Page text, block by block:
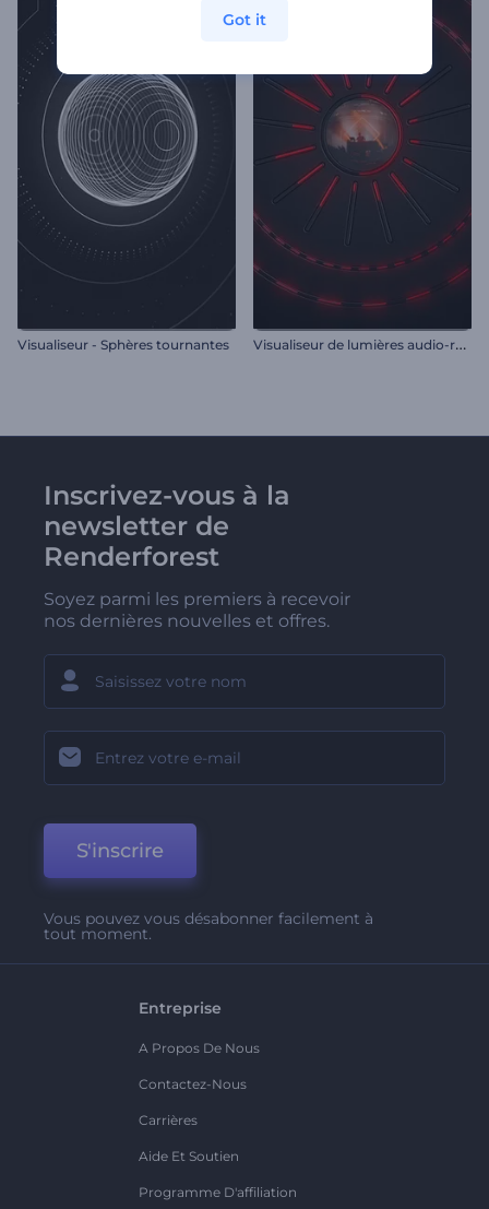
Visualiseur - Sphères tournantes V
isualiseur de lumières audio-réactives
Inscrivez-vous à la
newsletter de
Renderforest
Soyez parmi les premiers à recevoir
nos dernières nouvelles et offres.
S'inscrire
Vous pouvez vous désabonner facilement à
tout moment.
Entreprise
A Propos De Nous
Contactez-Nous
Carrières
Aide Et Soutien
Programme D'affiliation
Got it